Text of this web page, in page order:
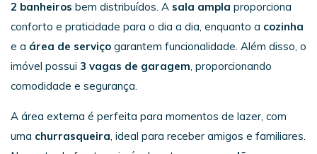
2 banheiros bem distribuídos. A sala ampla proporciona
conforto e praticidade para o dia a dia, enquanto a cozinha
e a área de serviço garantem funcionalidade. Além disso, o
imóvel possui 3 vagas de garagem, proporcionando
comodidade e segurança.
A área externa é perfeita para momentos de lazer, com
uma churrasqueira, ideal para receber amigos e familiares.